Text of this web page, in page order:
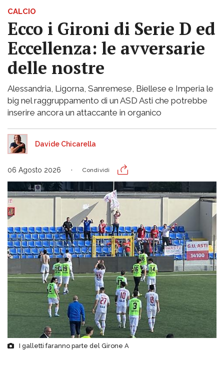
CALCIO
Ecco i Gironi di Serie D ed
Eccellenza: le avversarie
delle nostre
Alessandria, Ligorna, Sanremese, Biellese e Imperia le
big nel raggruppamento di un ASD Asti che potrebbe
inserire ancora un attaccante in organico
Davide Chicarella
06 Agosto 2026 Condividi
I galletti faranno parte del Girone A